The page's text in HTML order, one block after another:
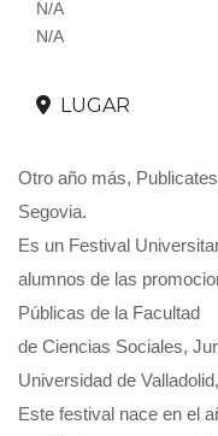
N/A
N/A
LUGAR
Otro año más,
Segovia.
Es un Festival
alumnos de las
Públicas de la Facultad
de Ciencias Sociales,
Universidad de
Este festival nace en el